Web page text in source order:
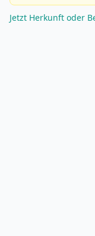
Jetzt Herkunft oder